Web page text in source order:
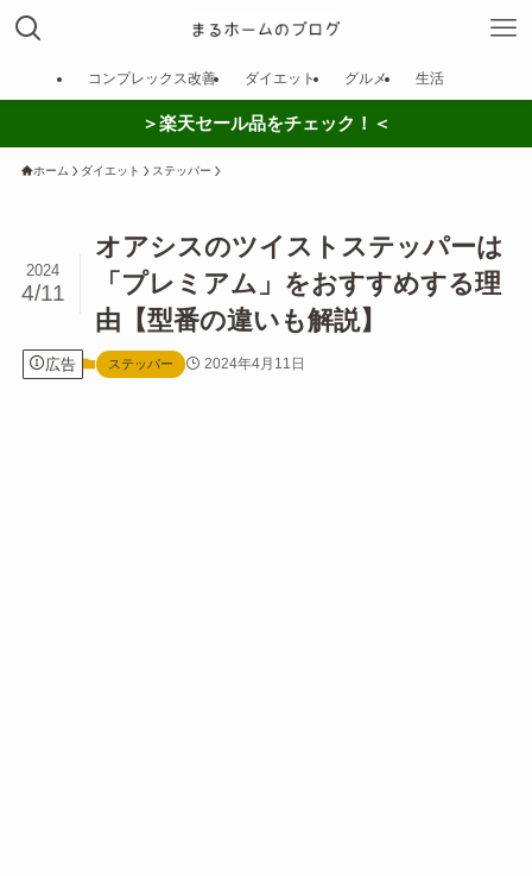
コンプレックス改善 ダイエット グルメ 生活
＞楽天セール品をチェック！＜
ホーム ダイエット ステッパー
オアシスのツイストステッパーは
「プレミアム」をおすすめする理
由【型番の違いも解説】
2024
4/11
広告 ステッパー 2024年4月11日